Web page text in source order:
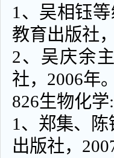
1、吴相钰
教育出版社
2、吴庆余
社，2006年。
826生物化学:
1、郑集、
出版社，